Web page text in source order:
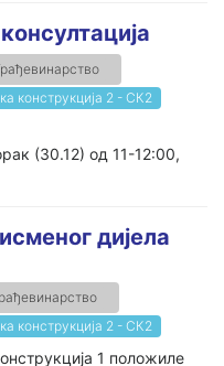
конструкција 2 - СК2
(30.12) од 11-12:00,
дијела
конструкција 2 - СК2
1 положилe